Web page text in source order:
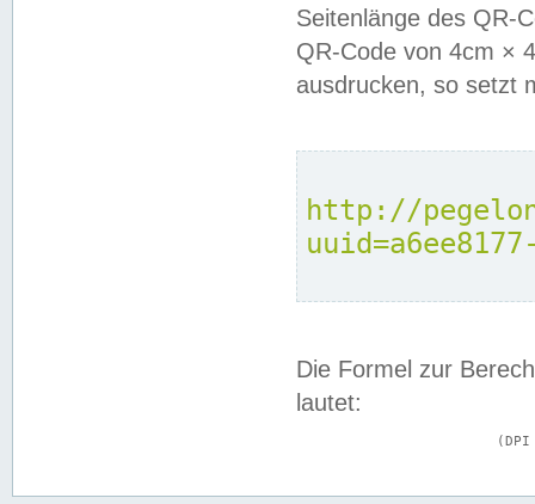
Seitenlänge des QR-
QR-Code von 4cm ×
ausdrucken, so setzt
http://
Die Formel zur
lautet: